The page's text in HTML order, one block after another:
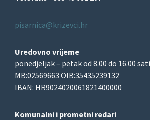
pisarnica@krizevci.hr
Uredovno vrijeme
ponedjeljak – petak od 8.00 do 16.00 sati
MB:02569663 OIB:35435239132
IBAN: HR9024020061821400000
Komunalni i prometni redari